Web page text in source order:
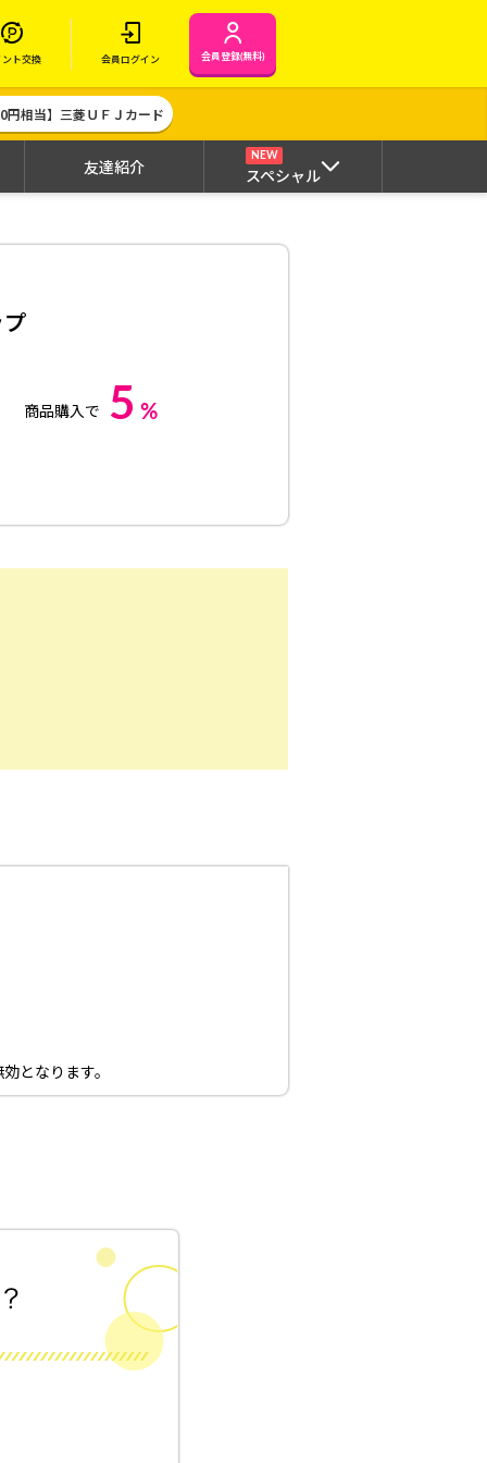
ント交換 会員ログイン 会員登録(無料)
円相当】三菱ＵＦＪカード
友達紹介
NEW
スペシャル
商品購入で 5 %
となります。